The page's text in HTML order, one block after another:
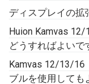
ディスプレイの拡
Huion Kamvas
どうすればよいで
Kamvas 12/13/16
ブルを使用しても